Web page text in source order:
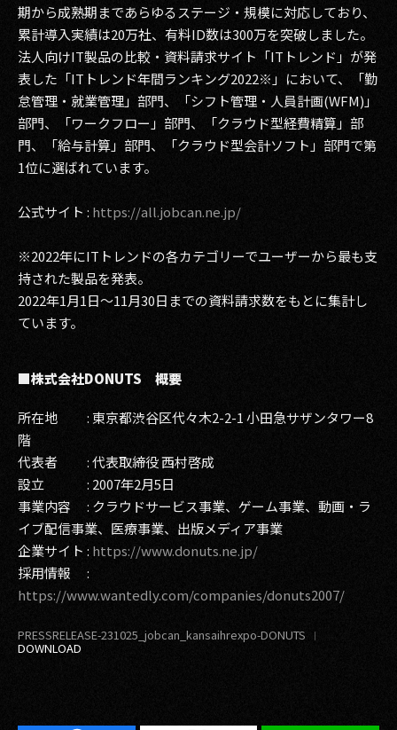
期から成熟期まであらゆるステージ・規模に対応しており、
累計導入実績は20万社、有料ID数は300万を突破しました。
法人向けIT製品の比較・資料請求サイト「ITトレンド」が発
表した「ITトレンド年間ランキング2022※」において、「勤
怠管理・就業管理」部門、「シフト管理・人員計画(WFM)」
部門、「ワークフロー」部門、「クラウド型経費精算」部
門、「給与計算」部門、「クラウド型会計ソフト」部門で第
1位に選ばれています。
公式サイト : https://all.jobcan.ne.jp/
※2022年にITトレンドの各カテゴリーでユーザーから最も支
持された製品を発表。
2022年1月1日～11月30日までの資料請求数をもとに集計し
ています。
■株式会社DONUTS 概要
所在地 : 東京都渋谷区代々木2-2-1 小田急サザンタワー8
階
代表者 : 代表取締役 西村啓成
設立 : 2007年2月5日
事業内容 : クラウドサービス事業、ゲーム事業、動画・ラ
イブ配信事業、医療事業、出版メディア事業
企業サイト : https://www.donuts.ne.jp/
採用情報 :
https://www.wantedly.com/companies/donuts2007/
PRESSRELEASE-231025_jobcan_kansaihrexpo-DONUTS